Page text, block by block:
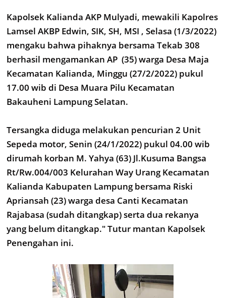
Kapolsek Kalianda AKP Mulyadi, mewakili Kapolres
Lamsel AKBP Edwin, SIK, SH, MSI , Selasa (1/3/2022)
mengaku bahwa pihaknya bersama Tekab 308
berhasil mengamankan AP (35) warga Desa Maja
Kecamatan Kalianda, Minggu (27/2/2022) pukul
17.00 wib di Desa Muara Pilu Kecamatan
Bakauheni Lampung Selatan.
Tersangka diduga melakukan pencurian 2 Unit
Sepeda motor, Senin (24/1/2022) pukul 04.00 wib
dirumah korban M. Yahya (63) Jl.Kusuma Bangsa
Rt/Rw.004/003 Kelurahan Way Urang Kecamatan
Kalianda Kabupaten Lampung bersama Riski
Apriansah (23) warga desa Canti Kecamatan
Rajabasa (sudah ditangkap) serta dua rekanya
yang belum ditangkap." Tutur mantan Kapolsek
Penengahan ini.